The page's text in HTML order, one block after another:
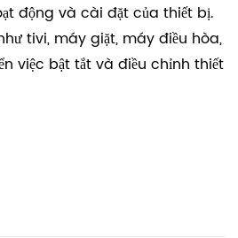
động và cài đặt của thiết bị.
tivi, máy giặt, máy điều hòa,
việc bật tắt và điều chỉnh thiết